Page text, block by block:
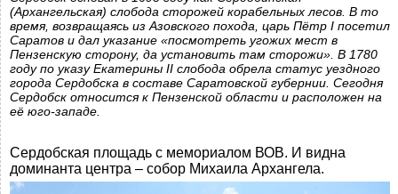
(Архангельская) слобода сторожей корабельных лесов. В то
время, возвращаясь из Азовского похода, царь Пётр I посетил
Саратов и дал указание «посмотреть угожих мест в
Пензенскую сторону, да установить там сторожи». В 1780
году по указу Екатерины II слобода обрела статус уездного
города Сердобска в составе Саратовской губернии. Сегодня
Сердобск относится к Пензенской области и расположен на
её юго-западе.
Сердобская площадь с мемориалом ВОВ. И видна
доминанта центра – собор Михаила Архангела.